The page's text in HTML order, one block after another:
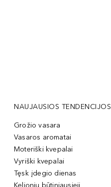
NAUJAUSIOS TENDENCIJOS
Grožio vasara
Vasaros aromatai
Moteriški kvepalai
Vyriški kvepalai
Tęsk įdegio dienas
Kelionių būtiniausieji